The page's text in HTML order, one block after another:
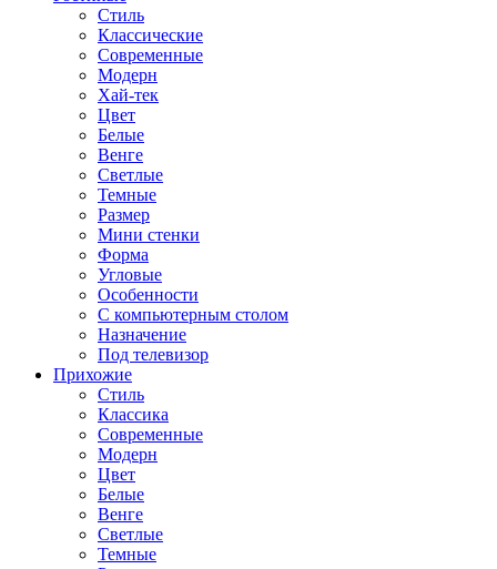
Стиль
Классические
Современные
Модерн
Хай-тек
Цвет
Белые
Венге
Светлые
Темные
Размер
Мини стенки
Форма
Угловые
Особенности
С компьютерным столом
Назначение
Под телевизор
Прихожие
Стиль
Классика
Современные
Модерн
Цвет
Белые
Венге
Светлые
Темные